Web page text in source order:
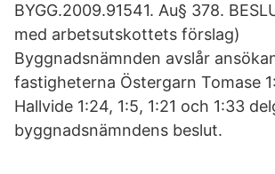
BYGG.2009.91541. Au§ 378.
med arbetsutskottets förslag)
Byggnadsnämnden avslår
fastigheterna Östergarn Tomase
Hallvide 1:24, 1:5, 1:21 och 1:33
byggnadsnämndens beslut.